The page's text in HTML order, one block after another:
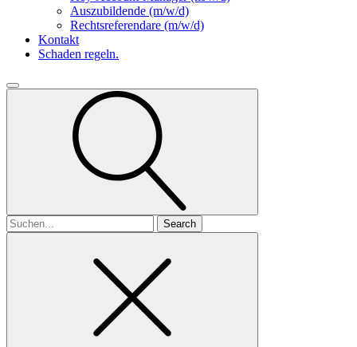
Auszubildende (m/w/d)
Rechtsreferendare (m/w/d)
Kontakt
Schaden regeln.
Search
for